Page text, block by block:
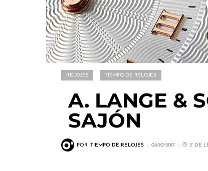
RELOJES TIEMPO DE RELOJES
A. LANGE &
SAJÓN
POR TIEMPO DE RELOJES 08/10/2017 3' DE